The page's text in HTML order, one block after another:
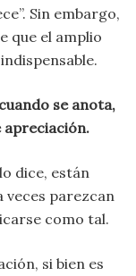
Sin embargo,
que el amplio
se anota,
apreciación.
dice, están
veces parezcan
como tal.
si bien es